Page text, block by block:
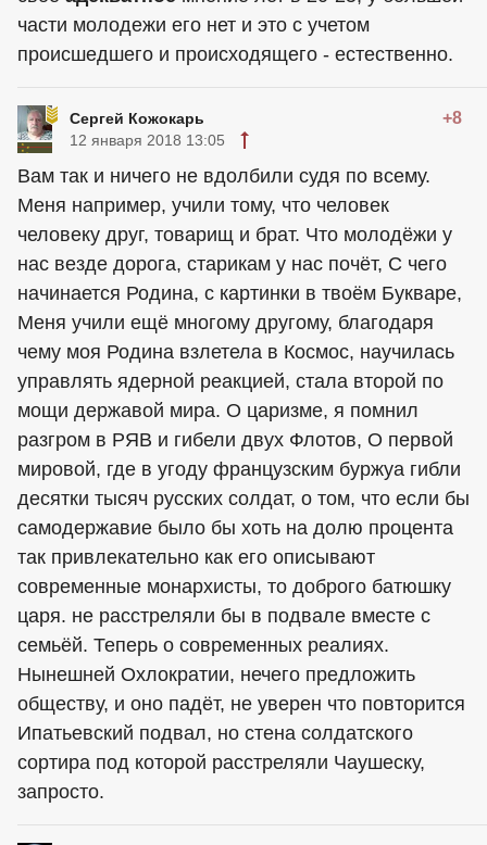
части молодежи его нет и это с учетом
происшедшего и происходящего - естественно.
Сергей Кожокарь +8
12 января 2018 13:05
Вам так и ничего не вдолбили судя по всему.
Меня например, учили тому, что человек
человеку друг, товарищ и брат. Что молодёжи у
нас везде дорога, старикам у нас почёт, С чего
начинается Родина, с картинки в твоём Букваре,
Меня учили ещё многому другому, благодаря
чему моя Родина взлетела в Космос, научилась
управлять ядерной реакцией, стала второй по
мощи державой мира. О царизме, я помнил
разгром в РЯВ и гибели двух Флотов, О первой
мировой, где в угоду французским буржуа гибли
десятки тысяч русских солдат, о том, что если бы
самодержавие было бы хоть на долю процента
так привлекательно как его описывают
современные монархисты, то доброго батюшку
царя. не расстреляли бы в подвале вместе с
семьёй. Теперь о современных реалиях.
Нынешней Охлократии, нечего предложить
обществу, и оно падёт, не уверен что повторится
Ипатьевский подвал, но стена солдатского
сортира под которой расстреляли Чаушеску,
запросто.